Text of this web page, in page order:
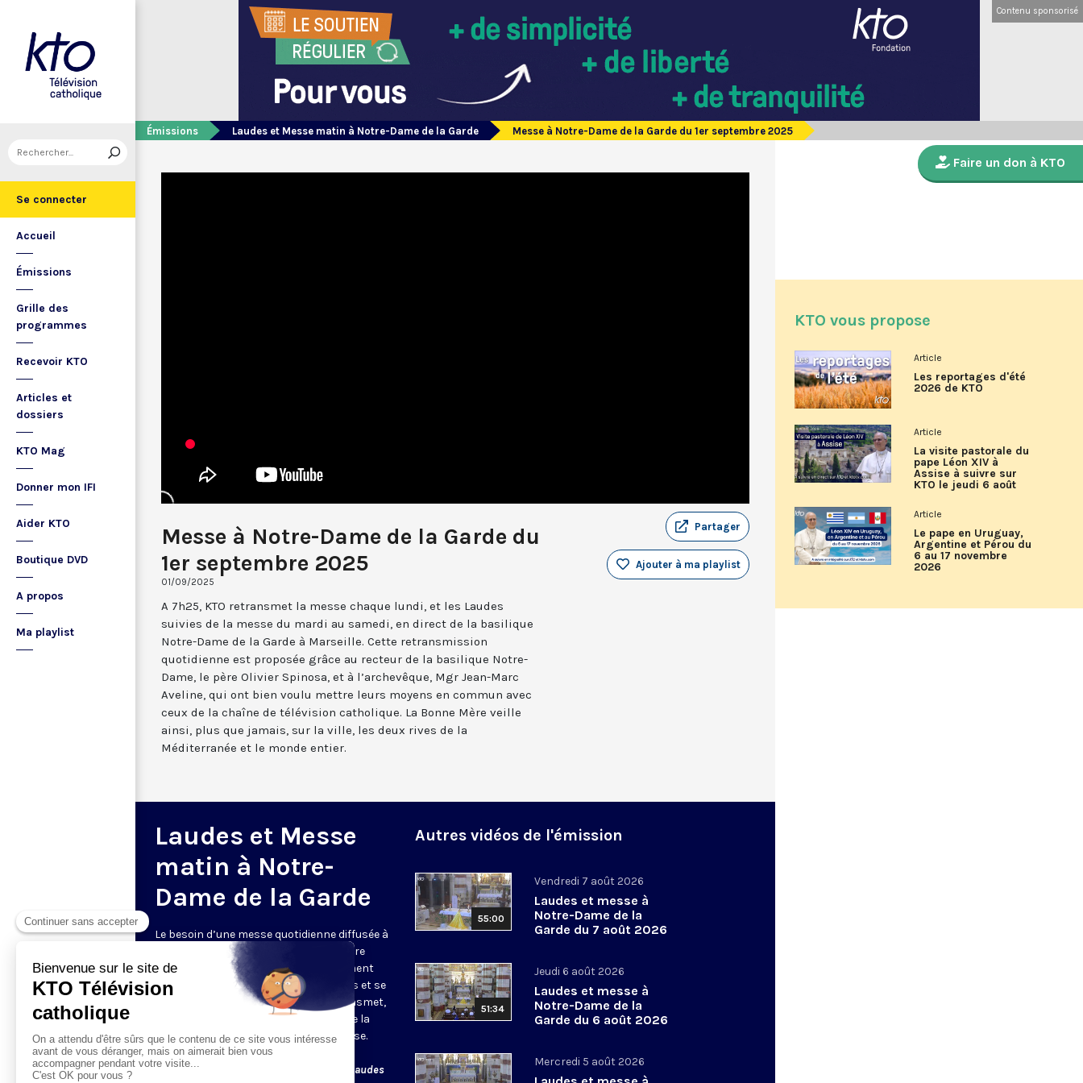
Se connecter
Accueil
Émissions
Grille des
programmes
Recevoir KTO
Articles et
dossiers
KTO Mag
Donner mon IFI
Aider KTO
Boutique DVD
A propos
Ma playlist
Contenu sponsorisé
Émissions Laudes et Messe matin à Notre-Dame de la Garde Messe à Notre-Dame de la Garde du 1er septembre 2025
Messe à Notre-Dame de la Garde du
1er septembre 2025
01/09/2025
Partager
Ajouter à ma playlist
A 7h25, KTO retransmet la messe chaque lundi, et les Laudes
suivies de la messe du mardi au samedi, en direct de la basilique
Notre-Dame de la Garde à Marseille. Cette retransmission
quotidienne est proposée grâce au recteur de la basilique Notre-
Dame, le père Olivier Spinosa, et à l’archevêque, Mgr Jean-Marc
Aveline, qui ont bien voulu mettre leurs moyens en commun avec
ceux de la chaîne de télévision catholique. La Bonne Mère veille
ainsi, plus que jamais, sur la ville, les deux rives de la
Méditerranée et le monde entier.
Laudes et Messe
matin à Notre-
Dame de la Garde
Le besoin d’une messe quotidienne diffusée à
la télévision a été exprimé d’une manière
encore plus forte pendant le confinement
dans de nombreux pays francophones et se
maintient depuis la reprise. KTO retransmet,
en direct de la basilique Notre-Dame de la
Garde, à Marseille, les laudes et la messe.
Le lundi à 7h25, la messe
Du mardi au samedi à 7h25, messe avec laudes
Autres vidéos de l'émission
55:00
Vendredi 7 août 2026
Laudes et messe à
Notre-Dame de la
Garde du 7 août 2026
51:34
Jeudi 6 août 2026
Laudes et messe à
Notre-Dame de la
Garde du 6 août 2026
Mercredi 5 août 2026
Faire un don à KTO
KTO vous propose
Article
Les reportages d'été
2026 de KTO
Article
La visite pastorale du
pape Léon XIV à
Assise à suivre sur
KTO le jeudi 6 août
Article
Le pape en Uruguay,
Argentine et Pérou du
6 au 17 novembre
2026